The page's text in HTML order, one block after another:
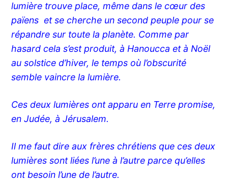
lumière trouve place, même dans le cœur des
païens et se cherche un second peuple pour se
répandre sur toute la planète. Comme par
hasard cela s’est produit, à Hanoucca et à Noël
au solstice d’hiver, le temps où l’obscurité
semble vaincre la lumière.
Ces deux lumières ont apparu en Terre promise,
en Judée, à Jérusalem.
Il me faut dire aux frères chrétiens que ces deux
lumières sont liées l’une à l’autre parce qu’elles
ont besoin l’une de l’autre.